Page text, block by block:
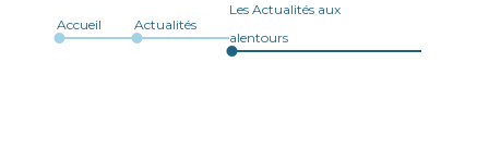
Accueil Actualités
Les Actualités aux
alentours